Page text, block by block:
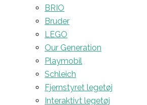
BRIO
Bruder
LEGO
Our Generation
Playmobil
Schleich
Fjernstyret legetøj
Interaktivt legetøj